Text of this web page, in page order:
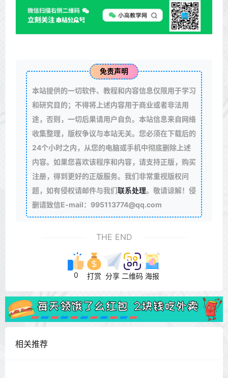
免责声明
本站提供的一切软件、教程和内容信息仅限用于学习
和研究目的；不得将上述内容用于商业或者非法用
途，否则，一切后果请用户自负。本站信息来自网络
收集整理，版权争议与本站无关。您必须在下载后的
24个小时之内，从您的电脑或手机中彻底删除上述
内容。如果您喜欢该程序和内容，请支持正版，购买
注册，得到更好的正版服务。我们非常重视版权问
题，如有侵权请邮件与我们联系处理。敬请谅解！侵
删请致信E-mail：995113774@qq.com
THE END
0 打赏 分享 二维码 海报
相关推荐